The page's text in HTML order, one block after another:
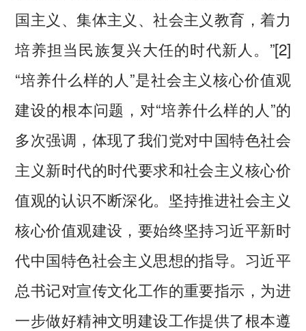
国主义、集体主义、社会主义教育，着力
培养担当民族复兴大任的时代新人。”[2]
“培养什么样的人”是社会主义核心价值观
建设的根本问题，对“培养什么样的人”的
多次强调，体现了我们党对中国特色社会
主义新时代的时代要求和社会主义核心价
值观的认识不断深化。坚持推进社会主义
核心价值观建设，要始终坚持习近平新时
代中国特色社会主义思想的指导。习近平
总书记对宣传文化工作的重要指示，为进
一步做好精神文明建设工作提供了根本遵